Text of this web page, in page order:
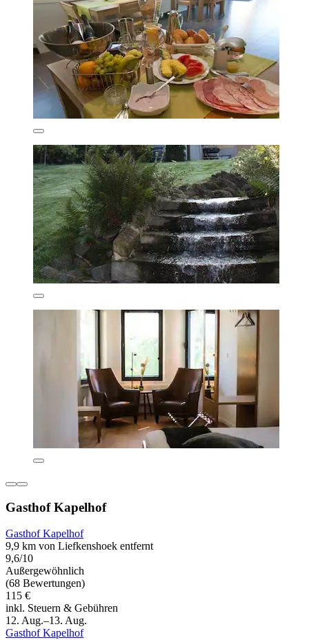
Gasthof Kapelhof
Gasthof Kapelhof
9,9 km von Liefkenshoek entfernt
9,6/10
Außergewöhnlich
(68 Bewertungen)
115 €
inkl. Steuern & Gebühren
12. Aug.–13. Aug.
Gasthof Kapelhof